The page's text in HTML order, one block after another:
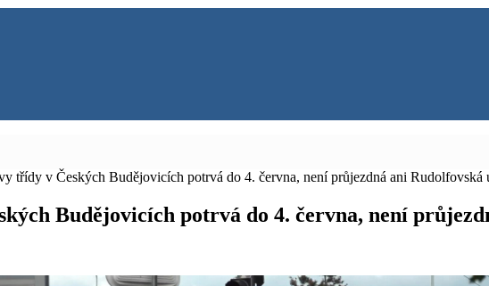
třídy v Českých Budějovicích potrvá do 4. června, není průjezdná ani Rudolfovská
Budějovicích potrvá do 4. června, není